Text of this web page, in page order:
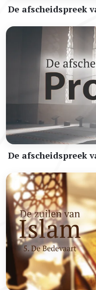
De afscheidspreek
De afscheidspreek